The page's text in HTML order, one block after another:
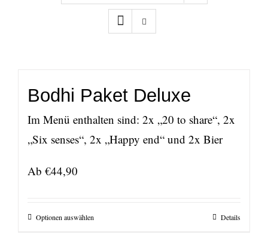
Bodhi Paket Deluxe
Im Menü enthalten sind: 2x „20 to share“, 2x
„Six senses“, 2x „Happy end“ und 2x Bier
Ab €44,90
Optionen auswählen Details